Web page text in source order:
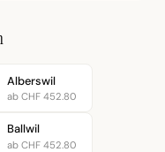
Alberswil
ab CHF 452.80
Ballwil
ab CHF 452.80